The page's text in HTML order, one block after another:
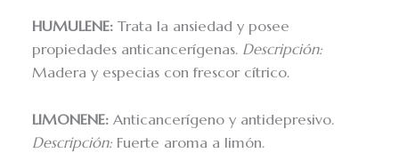
HUMULENE: Trata la ansiedad y posee
propiedades anticancerígenas. Descripción:
Madera y especias con frescor cítrico.
LIMONENE: Anticancerígeno y antidepresivo.
Descripción: Fuerte aroma a limón.